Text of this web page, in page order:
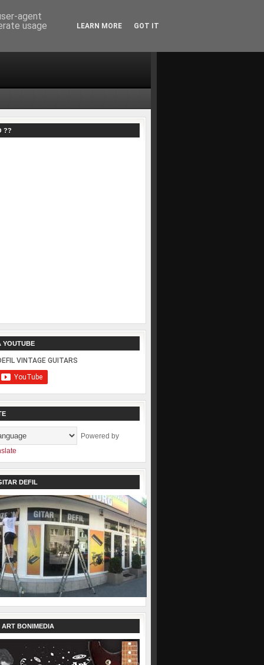
??
YOUTUBE
Powered by
DEFIL
ART BONIMEDIA
agent
usage
LEARN MORE GOT IT